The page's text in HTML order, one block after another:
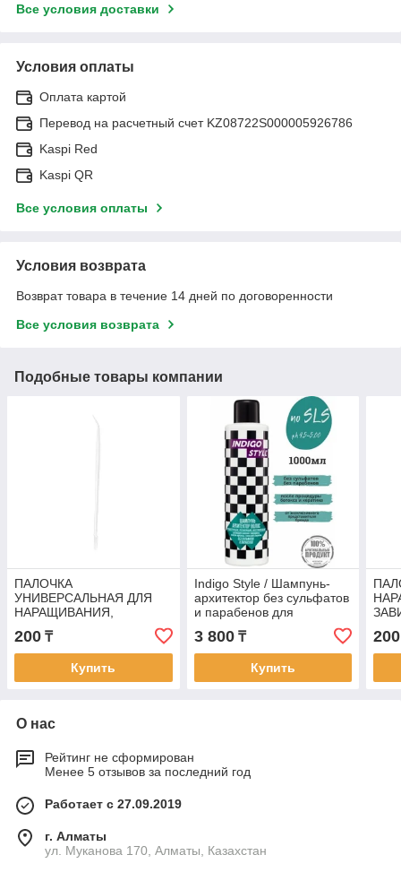
Все условия доставки
Условия оплаты
Оплата картой
Перевод на расчетный счет KZ08722S000005926786
Kaspi Red
Kaspi QR
Все условия оплаты
Условия возврата
Возврат товара в течение 14 дней по договоренности
Все условия возврата
Подобные товары компании
ПАЛОЧКА
УНИВЕРСАЛЬНАЯ ДЛЯ
НАРАЩИВАНИЯ,
ЛАМИНИРОВАНИЯ И
ЗАВИВКИ
200 ₸
Купить
Indigo Style / Шампунь-
архитектор без сульфатов
и парабенов для
восстановления и питания
1000 мл
3 800₸
Купить
200
О нас
Рейтинг не сформирован
Менее 5 отзывов за последний год
Работает с 27.09.2019
г. Алматы
ул. Муканова 170, Алматы, Казахстан